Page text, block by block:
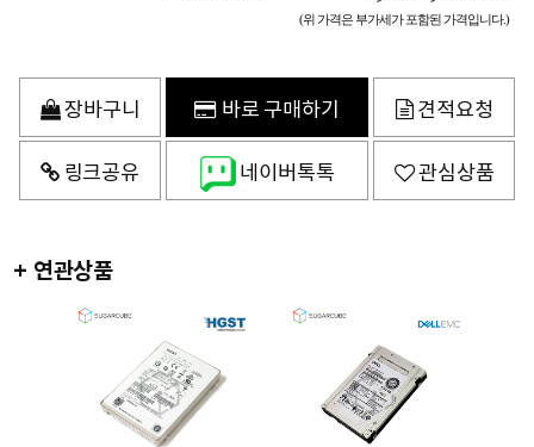
(위 가격은 부가세가 포함된 가격입니다.)
장바구니 바로 구매하기 견적요청
링크공유 네이버톡톡 관심상품
+ 연관상품